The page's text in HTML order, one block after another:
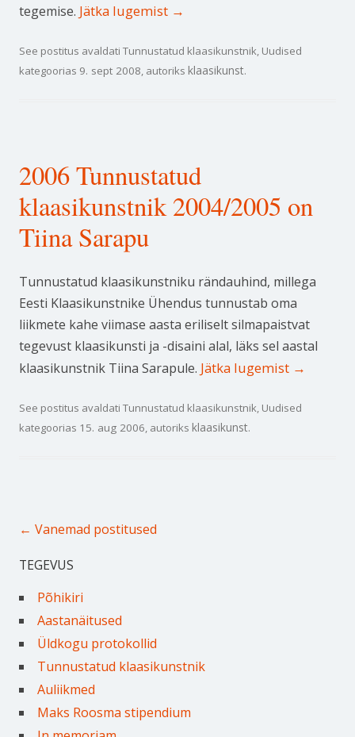
tegemise. Jätka lugemist →
See postitus avaldati Tunnustatud klaasikunstnik, Uudised
kategoorias 9. sept 2008, autoriks klaasikunst.
2006 Tunnustatud
klaasikunstnik 2004/2005 on
Tiina Sarapu
Tunnustatud klaasikunstniku rändauhind, millega
Eesti Klaasikunstnike Ühendus tunnustab oma
liikmete kahe viimase aasta eriliselt silmapaistvat
tegevust klaasikunsti ja -disaini alal, läks sel aastal
klaasikunstnik Tiina Sarapule. Jätka lugemist →
See postitus avaldati Tunnustatud klaasikunstnik, Uudised
kategoorias 15. aug 2006, autoriks klaasikunst.
Postituste töölaud
← Vanemad postitused
TEGEVUS
Põhikiri
Aastanäitused
Üldkogu protokollid
Tunnustatud klaasikunstnik
Auliikmed
Maks Roosma stipendium